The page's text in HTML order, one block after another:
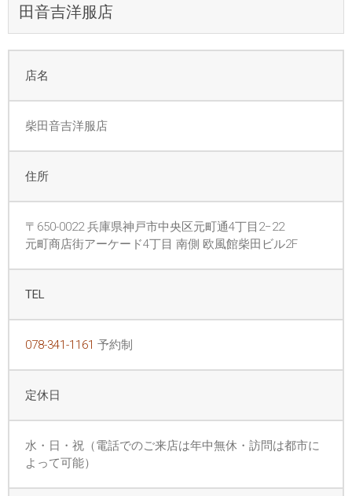
田音吉洋服店
店名
柴田音吉洋服店
住所
〒650-0022 兵庫県神戸市中央区元町通4丁目2−22
元町商店街アーケード4丁目 南側 欧風館柴田ビル2F
TEL
078-341-1161 予約制
定休日
水・日・祝（電話でのご来店は年中無休・訪問は都市に
よって可能）